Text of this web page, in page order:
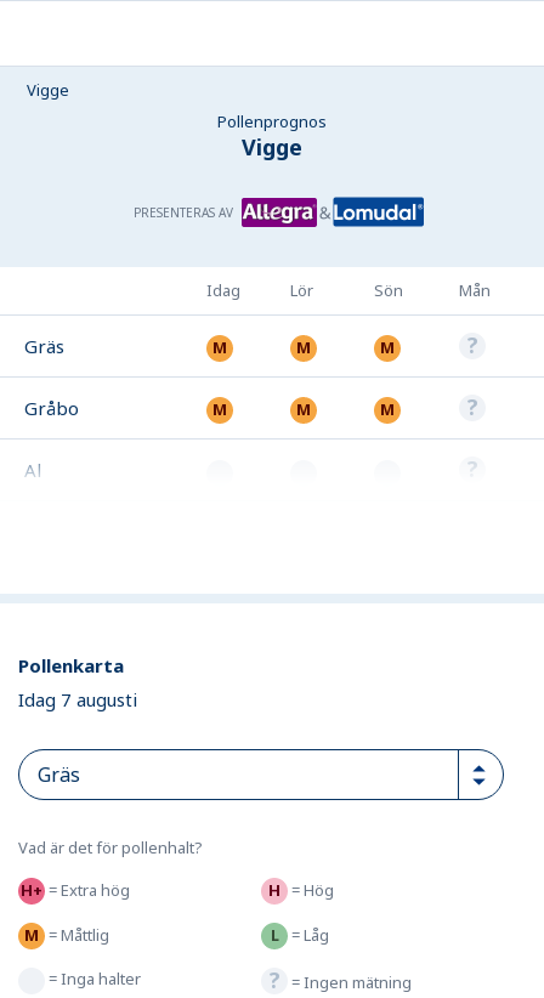
Vigge
Pollenprognos
Vigge
PRESENTERAS AV
Idag Lör Sön Mån
Gräs
Gråbo
Al
Pollenkarta
Idag 7 augusti
Vad är det för pollenhalt?
=Extra hög =Hög
=Måttlig =Låg
=Inga halter =Ingen mätning